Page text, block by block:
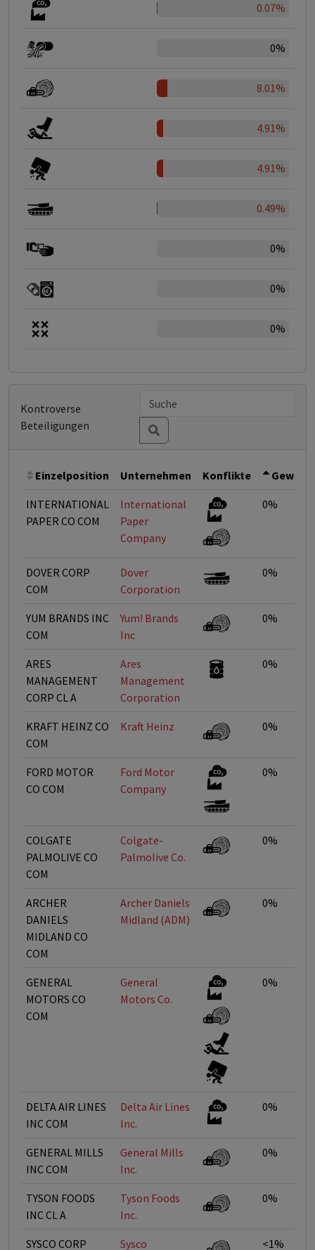
0.07%
0%
8.01%
4.91%
4.91%
0.49%
0%
0%
0%
Kontroverse
Beteiligungen
Einzelposition Unternehmen Konflikte
INTERNATIONAL
PAPER CO COM
International
Paper
Company
0%
DOVER CORP
COM
Dover
Corporation
0%
YUM BRANDS INC
COM
Yum! Brands
Inc
0%
ARES
MANAGEMENT
CORP CL A
Ares
Management
Corporation
0%
KRAFT HEINZ CO
COM
Kraft Heinz 0%
FORD MOTOR
CO COM
Ford Motor
Company
0%
COLGATE
PALMOLIVE CO
COM
Colgate-
Palmolive Co.
0%
ARCHER
DANIELS
MIDLAND CO
COM
Archer Daniels
Midland (ADM)
0%
GENERAL
MOTORS CO
COM
General
Motors Co.
0%
DELTA AIR LINES
INC COM
Delta Air Lines
Inc.
0%
GENERAL MILLS
INC COM
General Mills
Inc.
0%
TYSON FOODS
INC CL A
Tyson Foods
Inc.
0%
SYSCO CORP Sysco <1%